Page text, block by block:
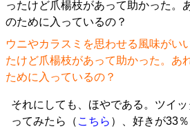
ウニやカラスミを思わせる風味がい
たけど爪楊枝があって助かった。あ
ために入っているの？
それにしても、ほやである。ツイ
ってみたら（ こちら ）、好きが33